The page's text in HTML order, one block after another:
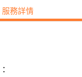
服務詳情